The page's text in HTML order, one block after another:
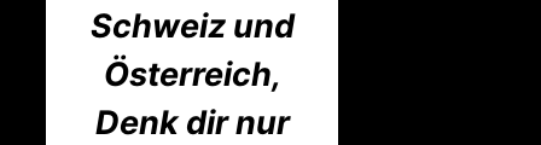
Schweiz und
Österreich,
Denk dir nur